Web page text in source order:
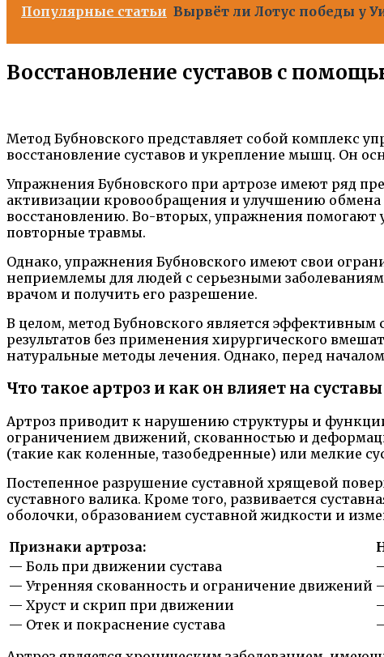
Популярные статьи Вырвёт ли Лотус победы у
Восстановление суставов с
Метод Бубновского представляет собой комплекс
восстановление суставов и укрепление мышц. Он
Упражнения Бубновского при артрозе имеют ряд
активизации кровообращения и улучшению обмена
восстановлению. Во-вторых, упражнения помогают
повторные травмы.
Однако, упражнения Бубновского имеют свои
неприемлемы для людей с серьезными
врачом и получить его разрешение.
В целом, метод Бубновского является
результатов без применения хирургического
натуральные методы лечения. Однако, перед
Что такое артроз и как он влияет на суставы
Артроз приводит к нарушению структуры и
ограничением движений, скованностью и
(такие как коленные, тазобедренные) или мелкие
Постепенное разрушение суставной хрящевой
суставного валика. Кроме того, развивается
оболочки, образованием суставной жидкости и
Признаки артроза:
— Боль при движении сустава
— Утренняя скованность и ограничение движений
— Хруст и скрип при движении
— Отек и покраснение сустава